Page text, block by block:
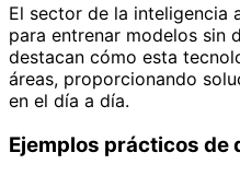
El sector de la inteligencia
para entrenar modelos sin
destacan cómo esta
áreas, proporcionando
en el día a día.
Ejemplos prácticos de